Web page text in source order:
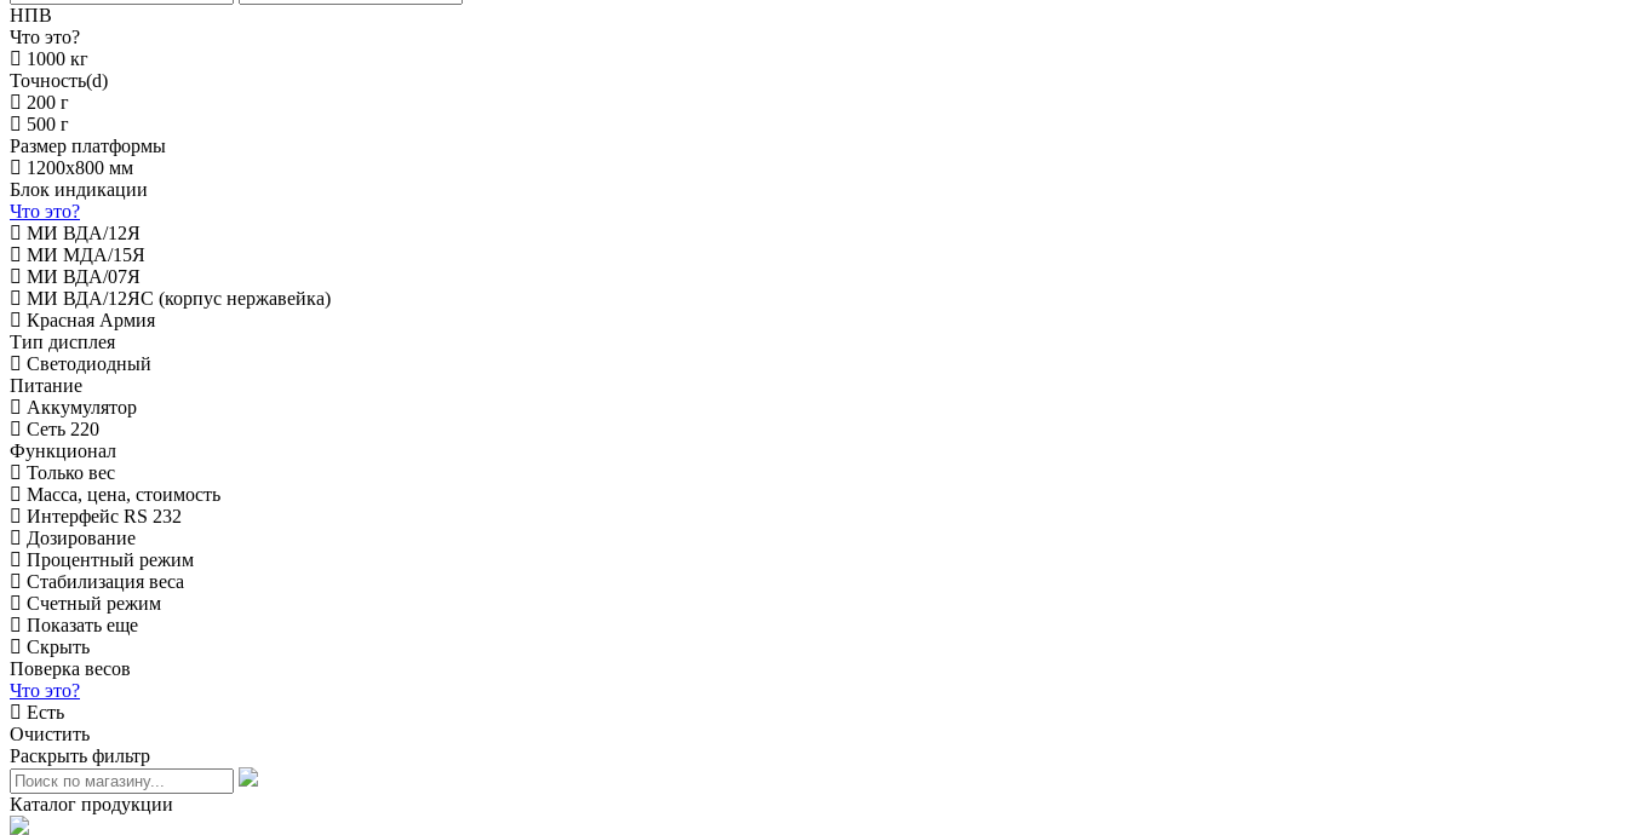
НПВ
Что это?
1000 кг
Точность(d)
200 г
500 г
Размер платформы
1200х800 мм
Блок индикации
Что это?
МИ ВДА/12Я
МИ МДА/15Я
МИ ВДА/07Я
МИ ВДА/12ЯС (корпус нержавейка)
Красная Армия
Тип дисплея
Светодиодный
Питание
Аккумулятор
Сеть 220
Функционал
Только вес
Масса, цена, стоимость
Интерфейс RS 232
Дозирование
Процентный режим
Стабилизация веса
Счетный режим
Показать еще
Скрыть
Поверка весов
Что это?
Есть
Очистить
Раскрыть фильтр
Каталог продукции